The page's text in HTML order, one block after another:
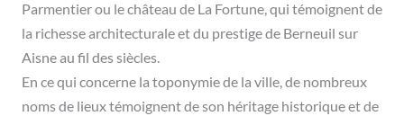
Parmentier ou le château de La Fortune, qui témoignent de
la richesse architecturale et du prestige de Berneuil sur
Aisne au fil des siècles.
En ce qui concerne la toponymie de la ville, de nombreux
noms de lieux témoignent de son héritage historique et de